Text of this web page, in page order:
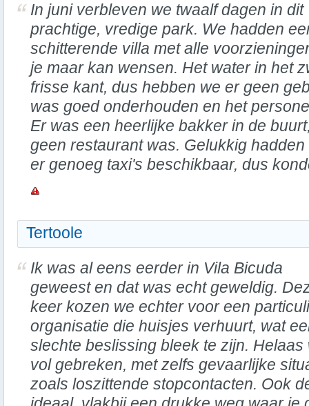
In juni verbleven we twaalf dagen in dit
prachtige, vredige park. We hadden
schitterende villa met alle
je maar kan wensen. Het water in het
frisse kant, dus hebben we er geen
was goed onderhouden en het
Er was een heerlijke bakker in de
geen restaurant was. Gelukkig
er genoeg taxi's beschikbaar, dus
Tertoole
Ik was al eens eerder in Vila Bicuda
geweest en dat was echt geweldig.
keer kozen we echter voor een
organisatie die huisjes verhuurt, wat
slechte beslissing bleek te zijn.
vol gebreken, met zelfs gevaarlijke
zoals loszittende stopcontacten. Ook